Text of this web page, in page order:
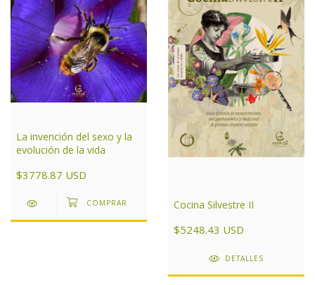
La invención del sexo y la
evolución de la vida
$3778.87 USD
Cocina Silvestre II
$5248.43 USD
DETALLES